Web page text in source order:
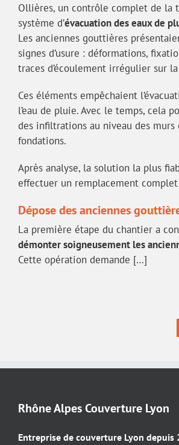
Ollières, un contrôle complet de la
système d’évacuation des eaux de
Les anciennes gouttières
signes d’usure : déformations,
traces d’écoulement irrégulier sur
Ces éléments empêchaient
l’eau de pluie. Avec le temps, cela
des infiltrations au niveau des murs
fondations.
Après analyse, la solution la plus
effectuer un remplacement
Dépose des anciennes
La première étape du chantier a
démonter soigneusement les
Cette opération demande […]
Rhône Alpes Couverture Lyon
Entreprise de couverture Lyon depuis